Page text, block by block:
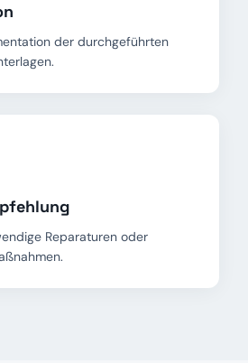
der durchgeführten
Reparaturen oder